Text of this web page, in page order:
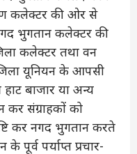
कलेक्टर की ओर से
भुगतान कलेक्टर की
कलेक्टर तथा वन
यूनियन के आपसी
हाट बाजार या अन्य
संग्राहकों को
कर नगद भुगतान करते
पूर्व पर्याप्त प्रचार-